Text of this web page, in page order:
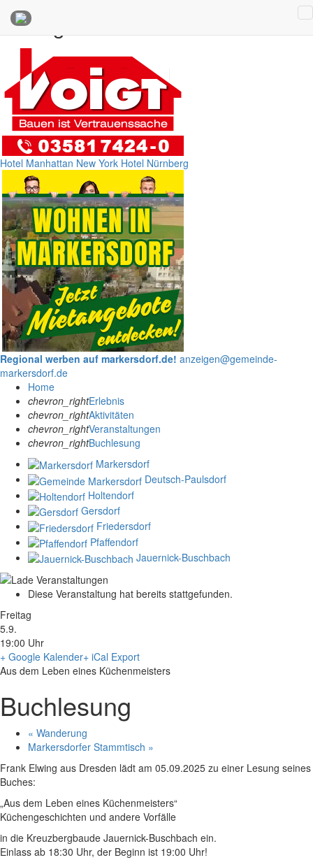
Anzeigen
Hotel Manhattan New York Hotel Nürnberg
Regional werben auf markersdorf.de! anzeigen@gemeinde-
markersdorf.de
Home
chevron_rightErlebnis
chevron_rightAktivitäten
chevron_rightVeranstaltungen
chevron_rightBuchlesung
Markersdorf
Deutsch-Paulsdorf
Holtendorf
Gersdorf
Friedersdorf
Pfaffendorf
Jauernick-Buschbach
Diese Veranstaltung hat bereits stattgefunden.
Freitag
5.9.
19:00 Uhr
+ Google Kalender+ iCal Export
Aus dem Leben eines Küchenmeisters
Buchlesung
« Wanderung
Markersdorfer Stammtisch »
Frank Elwing aus Dresden lädt am 05.09.2025 zu einer Lesung seines
Buches:
„Aus dem Leben eines Küchenmeisters“
Küchengeschichten und andere Vorfälle
in die Kreuzbergbaude Jauernick-Buschbach ein.
Einlass ab 18:30 Uhr, der Beginn ist 19:00 Uhr!